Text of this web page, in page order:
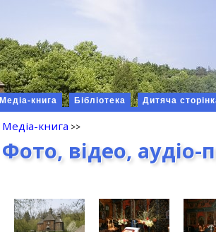
Медіа-книга Бібліотека Дитяча
Медіа-книга
Фото, відео, аудіо-